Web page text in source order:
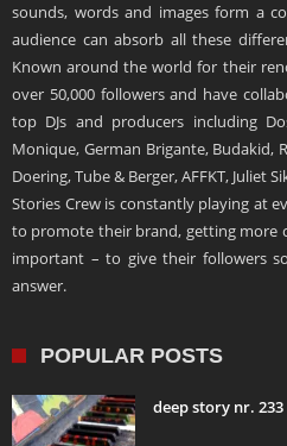
sounds, words and images form a
audience can absorb all these
Known around the world for their
over 50,000 followers and have
top DJs and producers including
Monique, German Brigante, Budakid,
Doering, Tube & Berger, AFFKT, Juliet
Stories Crew is constantly playing at
to promote their brand, getting more
important – to give their followers
answer.
POPULAR POSTS
deep story nr.